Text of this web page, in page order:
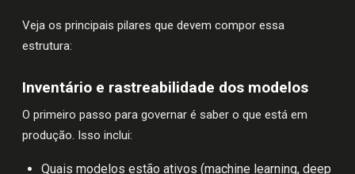
Veja os principais pilares que devem compor essa
estrutura:
Inventário e rastreabilidade dos modelos
O primeiro passo para governar é saber o que está em
produção. Isso inclui:
Quais modelos estão ativos (machine learning, deep